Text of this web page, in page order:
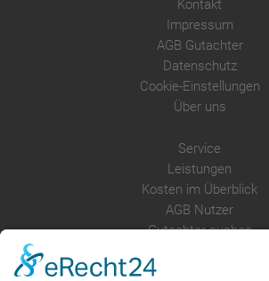
Kontakt
Impressum
AGB Gutachter
Datenschutz
Cookie-Einstellungen
Über uns
Service
Leistungen
Kosten im Überblick
AGB Nutzer
Gutachter suchen